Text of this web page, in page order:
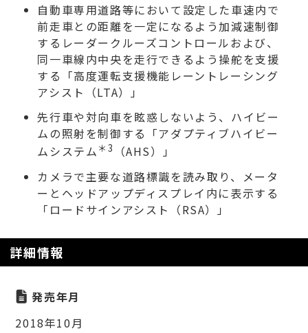
自動車専用道路等において設定した車速内で
前走車との距離を一定になるよう加減速制御
するレーダークルーズコントロールおよび、
同一車線内中央を走行できるよう操舵を支援
する「高度運転支援機能レーントレーシング
アシスト（LTA）」
先行車や対向車を眩惑しないよう、ハイビー
ムの照射を制御する「アダプティブハイビー
ムシステム ＊3
（AHS）」
カメラで主要な道路標識を読み取り、メータ
ーとヘッドアップディスプレイ内に表示する
「ロードサインアシスト（RSA）」
詳細情報
発売年月
2018年10月